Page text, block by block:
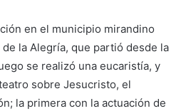
en el municipio mirandino
la Alegría, que partió desde la
se realizó una eucaristía, y
sobre Jesucristo, el
la primera con la actuación de